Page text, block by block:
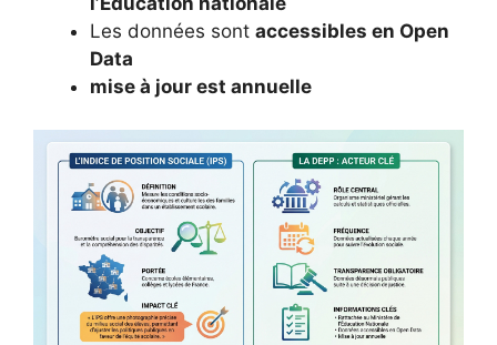
Les données sont accessibles en Open
Data
mise à jour est annuelle